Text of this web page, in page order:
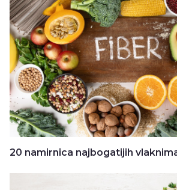
20 namirnica najbogatijih